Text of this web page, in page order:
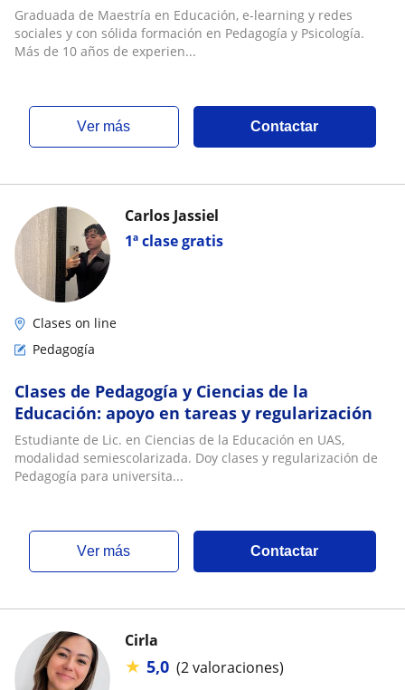
Graduada de Maestría en Educación, e-learning y redes
sociales y con sólida formación en Pedagogía y Psicología.
Más de 10 años de experien...
ver más Contactar
1ª clase gratis
Carlos Jassiel
Clases on line
Pedagogía
Clases de Pedagogía y Ciencias de la
Educación: apoyo en tareas y regularización
Estudiante de Lic. en Ciencias de la Educación en UAS,
modalidad semiescolarizada. Doy clases y regularización de
Pedagogía para universita...
ver más Contactar
Cirla
★ 5,0 (2 valoraciones)